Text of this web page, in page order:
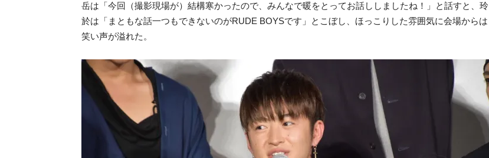
岳は「今回（撮影現場が）結構寒かったので、みんなで暖をとってお話ししましたね！」と話すと、玲
於は「まともな話一つもできないのがRUDE BOYSです」とこぼし、ほっこりした雰囲気に会場からは
笑い声が溢れた。